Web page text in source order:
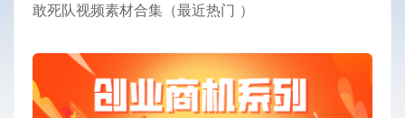
敢死队视频素材合集（最近热门 ）